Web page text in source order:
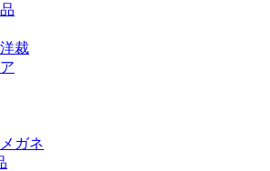
裁
ガネ